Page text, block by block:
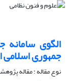
الگوی سامانه
جمهوری اسلامی
نوع مقاله : مقاله